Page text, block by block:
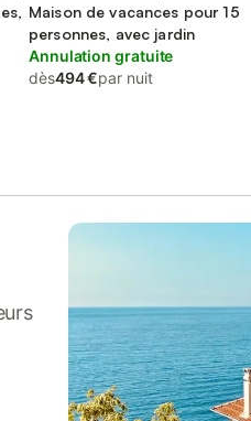
régional de la Sainte-Baume
Maison de vacances pour 15
personnes, avec jardin
Annulation gratuite
dès494 €par nuit